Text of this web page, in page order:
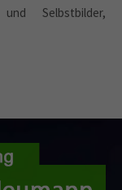
Selbstbilder,